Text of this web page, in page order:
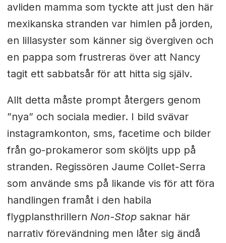
avliden mamma som tyckte att just den här
mexikanska stranden var himlen på jorden,
en lillasyster som känner sig övergiven och
en pappa som frustreras över att Nancy
tagit ett sabbatsår för att hitta sig själv.
Allt detta måste prompt återgers genom
”nya” och sociala medier. I bild svävar
instagramkonton, sms, facetime och bilder
från go-prokameror som sköljts upp på
stranden. Regissören Jaume Collet-Serra
som använde sms på likande vis för att föra
handlingen framåt i den habila
flygplansthrillern Non-Stopsaknar här
narrativ förevändning men låter sig ändå